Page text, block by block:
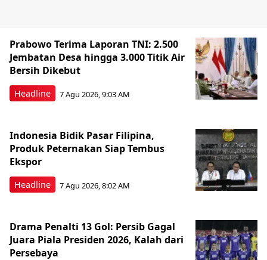
Headline
Prabowo Terima Laporan TNI: 2.500
Jembatan Desa hingga 3.000 Titik Air
Bersih Dikebut
7 Agu 2026, 9:03 AM
Headline
Indonesia Bidik Pasar Filipina,
Produk Peternakan Siap Tembus
Ekspor
7 Agu 2026, 8:02 AM
Drama Penalti 13 Gol: Persib Gagal
Juara Piala Presiden 2026, Kalah dari
Persebaya